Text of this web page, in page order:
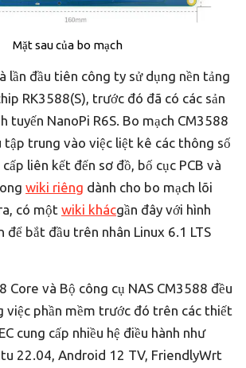
Mặt sau của bo mạch
lần đầu tiên công ty sử dụng nền tảng
RK3588(S), trước đó đã có các sản
tuyến NanoPi R6S. Bo mạch CM3588
tập trung vào việc liệt kê các thông số
liên kết đến sơ đồ, bố cục PCB và
wiki riêng dành cho bo mạch lõi
có một wiki khácgần đây với hình
để bắt đầu trên nhân Linux 6.1 LTS
Core và Bộ công cụ NAS CM3588 đều
việc phần mềm trước đó trên các thiết
cung cấp nhiều hệ điều hành như
22.04, Android 12 TV, FriendlyWrt